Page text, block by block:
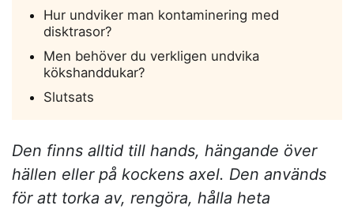
Hur undviker man kontaminering med
disktrasor?
Men behöver du verkligen undvika
kökshanddukar?
Slutsats
Den finns alltid till hands, hängande över
hällen eller på kockens axel. Den används
för att torka av, rengöra, hålla heta